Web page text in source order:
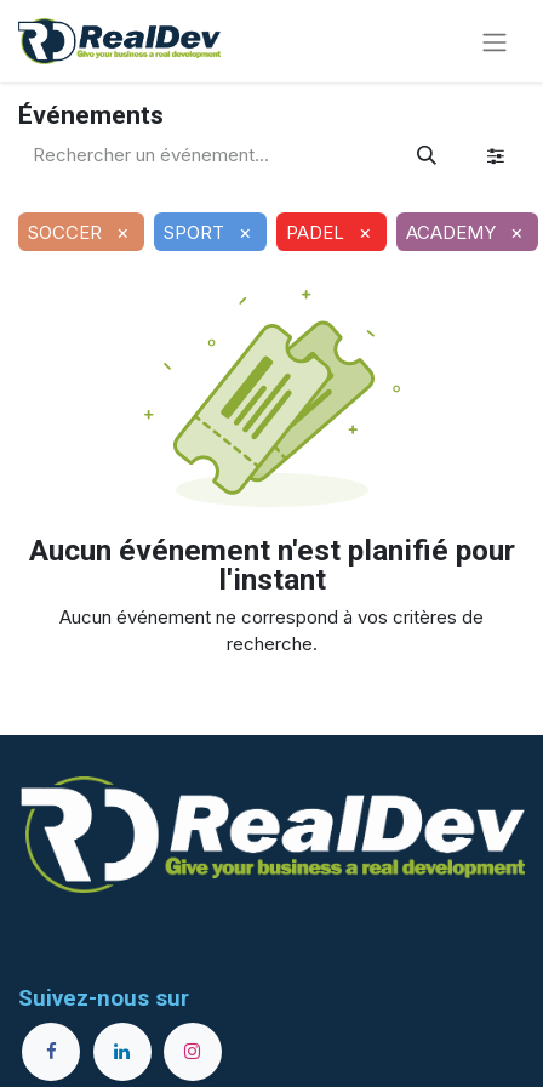
Événements
SOCCER × SPORT × PADEL × ACADEMY ×
Aucun événement n'est planifié pour
l'instant
Aucun événement ne correspond à vos critères de
recherche.
Suivez-nous sur